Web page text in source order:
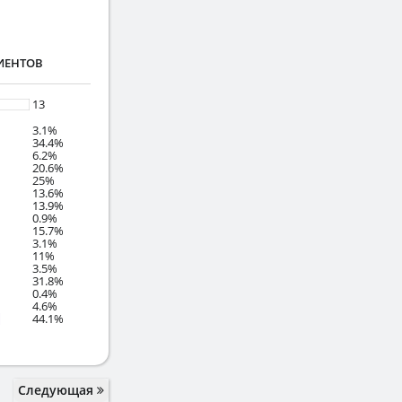
13
3.1%
34.4%
6.2%
20.6%
25%
13.6%
13.9%
0.9%
15.7%
3.1%
11%
3.5%
31.8%
0.4%
4.6%
44.1%
Следующая